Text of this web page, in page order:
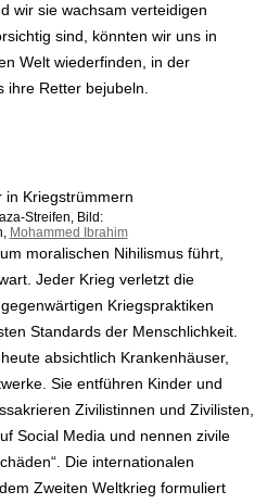
wir sie wachsam verteidigen
sind, könnten wir uns in
Welt wiederfinden, in der
ihre Retter bejubeln.
Streifen, Bild:
Mohammed Ibrahim
moralischen Nihilismus führt,
Jeder Krieg verletzt die
Kriegspraktiken
Standards der Menschlichkeit.
absichtlich Krankenhäuser,
Sie entführen Kinder und
Zivilistinnen und Zivilisten,
Social Media und nennen zivile
Die internationalen
Zweiten Weltkrieg formuliert